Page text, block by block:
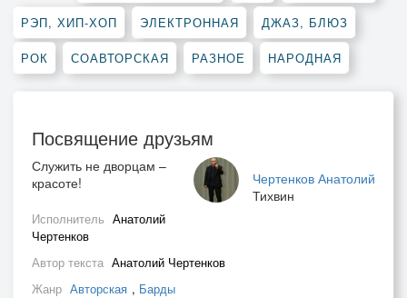
РЭП, ХИП-ХОП ЭЛЕКТРОННАЯ ДЖАЗ, БЛЮЗ
РОК СОАВТОРСКАЯ РАЗНОЕ НАРОДНАЯ
Посвящение друзьям
Чертенков Анатолий
Тихвин
Служить не дворцам –
красоте!
Исполнитель Анатолий
Чертенков
Автор текста Анатолий Чертенков
Жанр Авторская , Барды